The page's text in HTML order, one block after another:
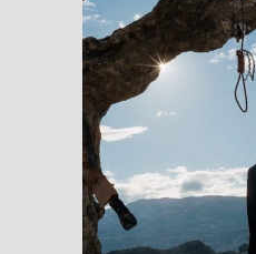
Dead Souls